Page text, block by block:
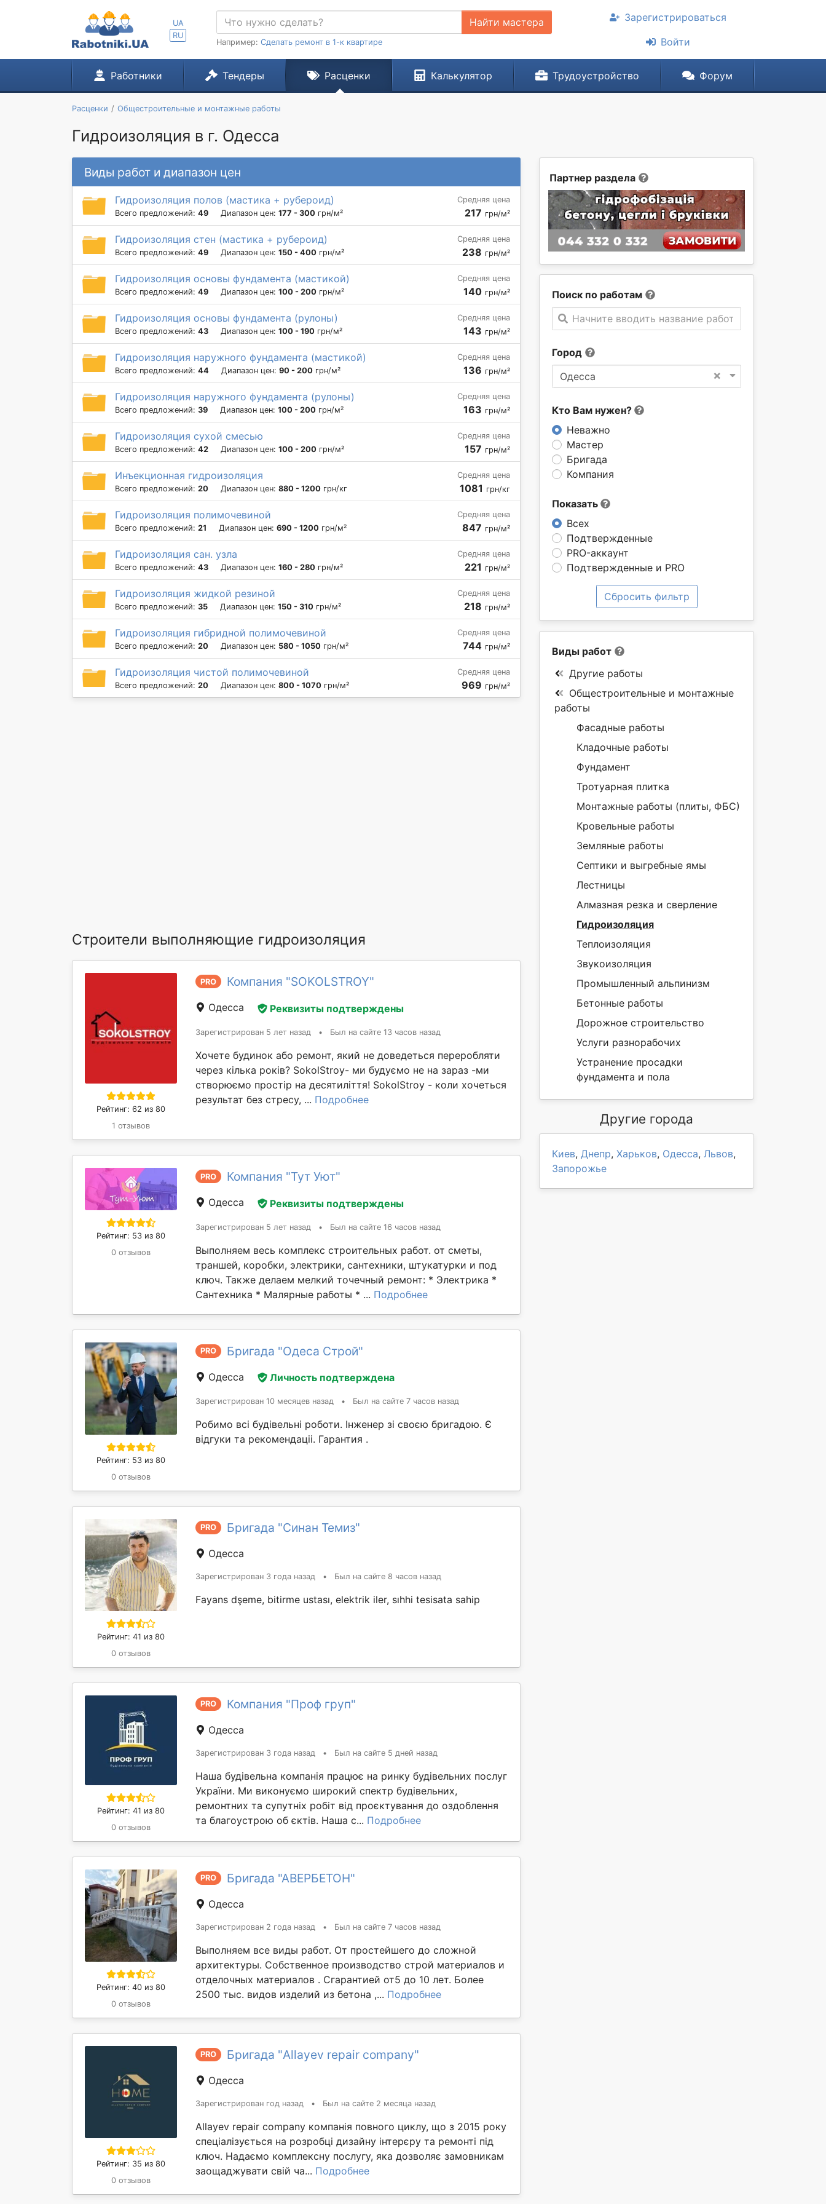
UA
RU
Найти мастера
Например: Сделать ремонт в 1-к квартире
Зарегистрироваться
Войти
Работники Тендеры Расценки Калькулятор Трудоустройство Форум
Расценки Общестроительные и монтажные работы
Гидроизоляция в г. Одесса
Партнер раздела
Поиск по работам
Начните вводить название работы
Город
×
Одесса
Кто Вам нужен?
Неважно
Мастер
Бригада
Компания
Показать
Всех
Подтвержденные
PRO-аккаунт
Подтвержденные и PRO
Сбросить фильтр
Виды работ и диапазон цен
Гидроизоляция полов (мастика + рубероид)
Всего предложений: 49 Диапазон цен: 177 - 300 грн/м²
Средняя цена
217 грн/м²
Гидроизоляция стен (мастика + рубероид)
Всего предложений: 49 Диапазон цен: 150 - 400 грн/м²
Средняя цена
238 грн/м²
Гидроизоляция основы фундамента (мастикой)
Всего предложений: 49 Диапазон цен: 100 - 200 грн/м²
Средняя цена
140 грн/м²
Гидроизоляция основы фундамента (рулоны)
Всего предложений: 43 Диапазон цен: 100 - 190 грн/м²
Средняя цена
143 грн/м²
Гидроизоляция наружного фундамента (мастикой)
Всего предложений: 44 Диапазон цен: 90 - 200 грн/м²
Средняя цена
136 грн/м²
Гидроизоляция наружного фундамента (рулоны)
Всего предложений: 39 Диапазон цен: 100 - 200 грн/м²
Средняя цена
163 грн/м²
Гидроизоляция сухой смесью
Всего предложений: 42 Диапазон цен: 100 - 200 грн/м²
Средняя цена
157 грн/м²
Инъекционная гидроизоляция
Всего предложений: 20 Диапазон цен: 880 - 1200 грн/кг
Средняя цена
1081 грн/кг
Гидроизоляция полимочевиной
Всего предложений: 21 Диапазон цен: 690 - 1200 грн/м²
Средняя цена
847 грн/м²
Гидроизоляция сан. узла
Всего предложений: 43 Диапазон цен: 160 - 280 грн/м²
Средняя цена
221 грн/м²
Гидроизоляция жидкой резиной
Всего предложений: 35 Диапазон цен: 150 - 310 грн/м²
Средняя цена
218 грн/м²
Гидроизоляция гибридной полимочевиной
Всего предложений: 20 Диапазон цен: 580 - 1050 грн/м²
Средняя цена
744 грн/м²
Гидроизоляция чистой полимочевиной
Всего предложений: 20 Диапазон цен: 800 - 1070 грн/м²
Средняя цена
969 грн/м²
Строители выполняющие гидроизоляция
Рейтинг: 62 из 80
1 отзывов
PRO Компания "SOKOLSTROY"
Одесса Реквизиты подтверждены
Зарегистрирован 5 лет назад • Был на сайте 13 часов назад
Хочете будинок або ремонт, який не доведеться переробляти
через кілька років? SokolStroy- ми будуємо не на зараз -ми
створюємо простір на десятиліття! SokolStroy - коли хочеться
результат без стресу, ... Подробнее
Рейтинг: 53 из 80
0 отзывов
PRO Компания "Тут Уют"
Одесса Реквизиты подтверждены
Зарегистрирован 5 лет назад • Был на сайте 16 часов назад
Выполняем весь комплекс строительных работ. от сметы,
траншей, коробки, электрики, сантехники, штукатурки и под
ключ. Также делаем мелкий точечный ремонт: * Электрика *
Сантехника * Малярные работы * ... Подробнее
Рейтинг: 53 из 80
0 отзывов
PRO Бригада "Одеса Строй"
Одесса Личность подтверждена
Зарегистрирован 10 месяцев назад • Был на сайте 7 часов назад
Робимо всі будівельні роботи. Інженер зі своєю бригадою. Є
відгуки та рекомендаціі. Гарантия .
Рейтинг: 41 из 80
0 отзывов
PRO Бригада "Синан Темиз"
Одесса
Зарегистрирован 3 года назад • Был на сайте 8 часов назад
Fayans dşeme, bitirme ustası, elektrik iler, sıhhi tesisata sahip
Рейтинг: 41 из 80
0 отзывов
PRO Компания "Проф груп"
Одесса
Зарегистрирован 3 года назад • Был на сайте 5 дней назад
Наша будівельна компанія працює на ринку будівельних послуг
України. Ми виконуємо широкий спектр будівельних,
ремонтних та супутніх робіт від проєктування до оздоблення
та благоустрою об єктів. Наша с... Подробнее
Рейтинг: 40 из 80
0 отзывов
PRO Бригада "АВЕРБЕТОН"
Одесса
Зарегистрирован 2 года назад • Был на сайте 7 часов назад
Выполняем все виды работ. От простейшего до сложной
архитектуры. Собственное производство строй материалов и
отделочных материалов . Сгарантией от5 до 10 лет. Более
2500 тыс. видов изделий из бетона ,... Подробнее
Рейтинг: 35 из 80
0 отзывов
PRO Бригада "Allayev repair company"
Одесса
Зарегистрирован год назад • Был на сайте 2 месяца назад
Allayev repair company компанія повного циклу, що з 2015 року
спеціалізується на розробці дизайну інтерєру та ремонті під
ключ. Надаємо комплексну послугу, яка дозволяє замовникам
заощаджувати свій ча... Подробнее
Виды работ
Другие работы
Общестроительные и монтажные
работы
Фасадные работы
Кладочные работы
Фундамент
Тротуарная плитка
Монтажные работы (плиты, ФБС)
Кровельные работы
Земляные работы
Септики и выгребные ямы
Лестницы
Алмазная резка и сверление
Гидроизоляция
Теплоизоляция
Звукоизоляция
Промышленный альпинизм
Бетонные работы
Дорожное строительство
Услуги разнорабочих
Устранение просадки
фундамента и пола
Другие города
Киев, Днепр, Харьков, Одесса, Львов,
Запорожье